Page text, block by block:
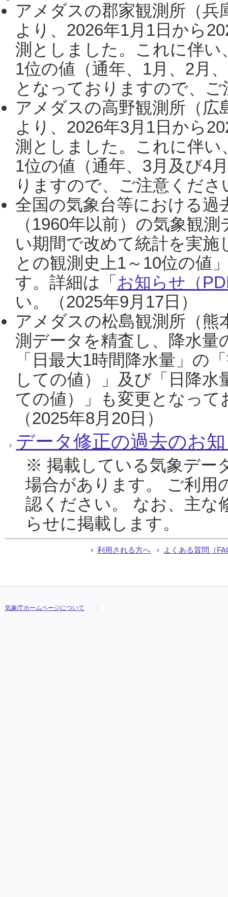
アメダスの郡家観測所（
より、2026年1月1日から
測としました。これに伴い
1位の値（通年、1月、2月
となっておりますので、
アメダスの高野観測所（
より、2026年3月1日から
測としました。これに伴い
1位の値（通年、3月及び4
りますので、ご注意くだ
全国の気象台等における過
（1960年以前）の気象観
い期間で改めて統計を実
との観測史上1～10位の値
す。詳細は「 お知らせ（
い。（2025年9月17日）
アメダスの松島観測所（熊
測データを精査し、降水
「日最大1時間降水量」の
しての値）」及び「日降
ての値）」も変更となっ
（2025年8月20日）
データ修正の過去のお
※ 掲載している気象デー
場合があります。 ご利用
認ください。 なお、主な
らせに掲載します。
利用される方へ よくある質問（
気象庁ホームページについて